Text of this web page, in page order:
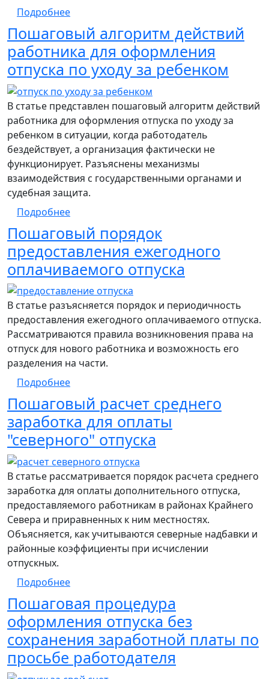
Подробнеео Оформление режима работы
Пошаговый алгоритм действий
работника для оформления
отпуска по уходу за ребенком
В статье представлен пошаговый алгоритм действий
работника для оформления отпуска по уходу за
ребенком в ситуации, когда работодатель
бездействует, а организация фактически не
функционирует. Разъяснены механизмы
взаимодействия с государственными органами и
судебная защита.
Подробнеео Пошаговый алгоритм действий
Пошаговый порядок
предоставления ежегодного
оплачиваемого отпуска
В статье разъясняется порядок и периодичность
предоставления ежегодного оплачиваемого отпуска.
Рассматриваются правила возникновения права на
отпуск для нового работника и возможность его
разделения на части.
Подробнеео Пошаговый порядок предоставления
Пошаговый расчет среднего
заработка для оплаты
"северного" отпуска
В статье рассматривается порядок расчета среднего
заработка для оплаты дополнительного отпуска,
предоставляемого работникам в районах Крайнего
Севера и приравненных к ним местностях.
Объясняется, как учитываются северные надбавки и
районные коэффициенты при исчислении
отпускных.
Подробнеео Пошаговый расчет среднего
Пошаговая процедура
оформления отпуска без
сохранения заработной платы по
просьбе работодателя